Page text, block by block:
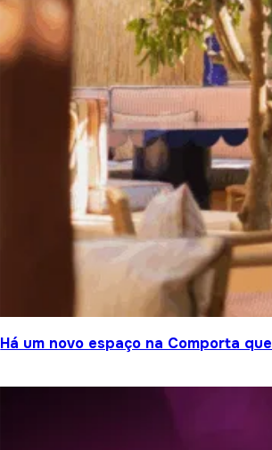
Há um novo espaço na Comporta